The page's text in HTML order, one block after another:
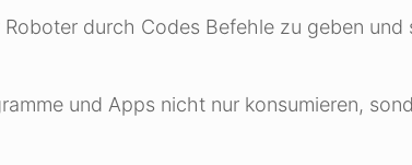
durch Codes Befehle zu geben und
und Apps nicht nur konsumieren,